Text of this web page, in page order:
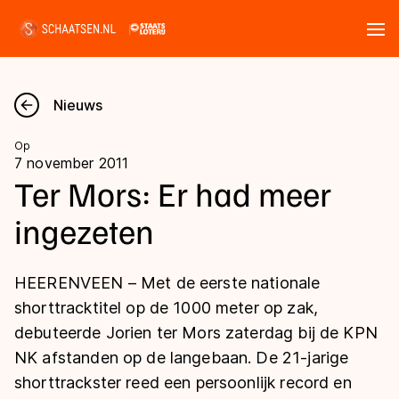
Nieuws
Kalender
Disciplines
Langebaan
Shorttrack
Inlineskaten
Uitslagen
Langebaan
Shorttrack
Marathon
Tijden & historie
Ranglijsten Langebaan
Nieuws
Op
7 november 2011
Ter Mors: Er had meer
ingezeten
HEERENVEEN – Met de eerste nationale
shorttracktitel op de 1000 meter op zak,
debuteerde Jorien ter Mors zaterdag bij de KPN
NK afstanden op de langebaan. De 21-jarige
shorttrackster reed een persoonlijk record en